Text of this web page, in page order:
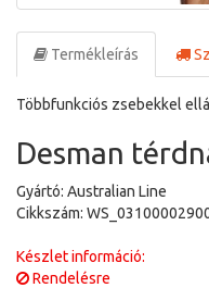
Termékleírás
Többfunkciós zsebekkel
Desman
Gyártó: Australian Line
Cikkszám:
Készlet információ:
Rendelésre